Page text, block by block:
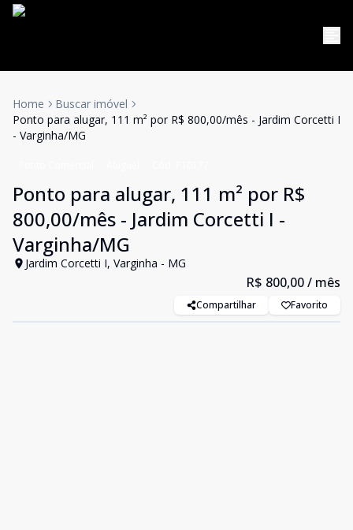
Home
Buscar imóvel
Ponto para alugar, 111 m² por R$ 800,00/mês - Jardim Corcetti I
- Varginha/MG
Ponto para alugar, 111 m² por R$
800,00/mês - Jardim Corcetti I -
Varginha/MG
Jardim Corcetti I, Varginha - MG
R$ 800,00/ mês
Compartilhar Favorito